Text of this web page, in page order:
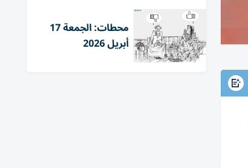
محطات: الجمعة 17
أبريل 2026